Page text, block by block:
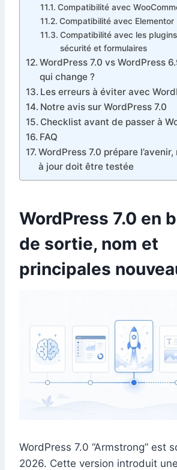
Compatibilité avec
Compatibilité avec Elementor
Compatibilité avec les
sécurité et formulaires
WordPress 7.0 vs WordPress
qui change ?
Les erreurs à éviter avec
Notre avis sur WordPress 7.0
Checklist avant de passer à
FAQ
WordPress 7.0 prépare
à jour doit être testée
WordPress 7.0 en
de sortie, nom et
principales
WordPress 7.0 “Armstrong” est
2026. Cette version introduit